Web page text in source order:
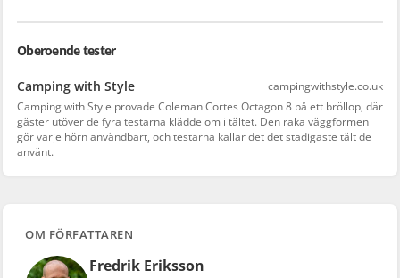
Oberoende tester
Camping with Style
campingwithstyle.co.uk
Camping with Style provade Coleman Cortes Octagon 8 på ett bröllop, där
gäster utöver de fyra testarna klädde om i tältet. Den raka väggformen
gör varje hörn användbart, och testarna kallar det det stadigaste tält de
använt.
OM FÖRFATTAREN
Fredrik Eriksson